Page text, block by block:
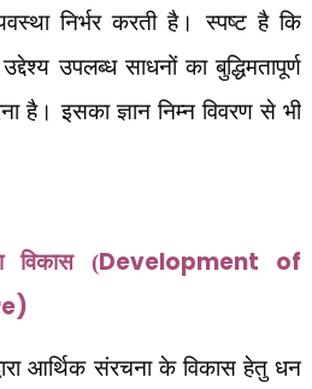
निर्भर करती है। स्पष्ट है कि
उपलब्ध साधनों का बुद्धिमतापूर्ण
है। इसका ज्ञान निम्न विवरण से भी
विकास (Development of
आर्थिक संरचना के विकास हेतु धन